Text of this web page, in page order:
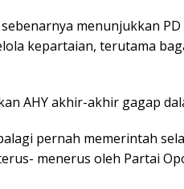
menunjukkan
kepartaian, terutama
AHY akhir-akhir gagap
pernah memerintah
menerus oleh Partai